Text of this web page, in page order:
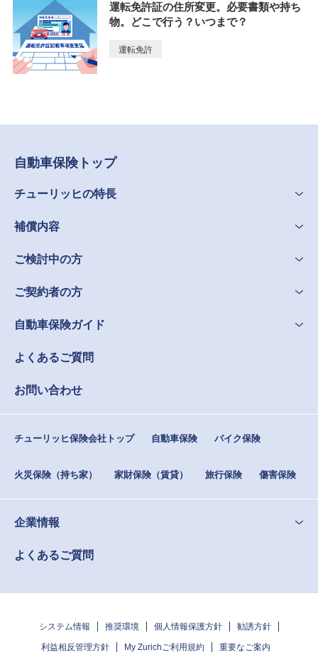
運転免許証の住所変更。必要書類や持ち
物。どこで行う？いつまで？
運転免許
自動車保険トップ
チューリッヒの特長
補償内容
ご検討中の方
ご契約者の方
自動車保険ガイド
よくあるご質問
お問い合わせ
チューリッヒ保険会社トップ 自動車保険 バイク保険
火災保険（持ち家） 家財保険（賃貸） 旅行保険 傷害保険
企業情報
よくあるご質問
システム情報 推奨環境 個人情報保護方針 勧誘方針
利益相反管理方針 My Zurichご利用規約 重要なご案内